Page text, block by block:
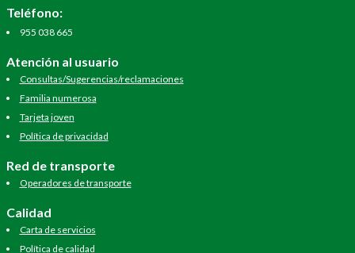
Teléfono:
955 038 665
Atención al usuario
Consultas/Sugerencias/reclamaciones
Familia numerosa
Tarjeta joven
Política de privacidad
Red de transporte
Operadores de transporte
Calidad
Carta de servicios
Política de calidad